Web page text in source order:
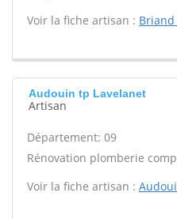
Voir la fiche artisan :
Audouin tp Lavelanet
Artisan
Département: 09
Rénovation plomberie
Voir la fiche artisan :